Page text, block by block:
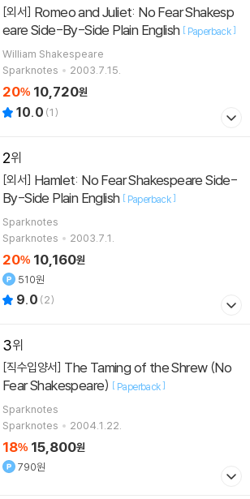
[외서]
eare Side-By-Side Plain English [ Paperback]
William Shakespeare
Sparknotes
2003.7.15.
20% 10,720원
10.0 (1)
2
[외서]
By-Side Plain English [ Paperback]
Sparknotes
Sparknotes
2003.7.1.
20% 10,160원
510원
9.0 (2)
3
[직수입양서]
Fear Shakespeare) [ Paperback]
Sparknotes
Sparknotes
2004.1.22.
18% 15,800원
790원